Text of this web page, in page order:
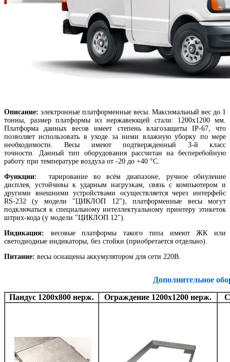
Описание: электронные платформенные весы. Максимальный вес до 1
тонны, размер платформы из нержавеющей стали: 1200х1200 мм.
Платформа данных весов имеет степень влагозащиты IP-67, что
позволяет использовать в уходе за ними влажную уборку по мере
необходимости. Весы имеют подтвержденный 3-й класс
точности. Данный тип оборудования рассчитан на бесперебойную
работу при температуре воздуха от -20 до +40 °С.
Функции:
тарирование во всём диапазоне, ручное обнуление
дисплея, устойчивы к ударным нагрузкам, связь с компьютером и
другими внешними устройствами осуществляется через интерфейс
RS-232 (у модели "ЦИКЛОП 12"), платформенные весы могут
подключаться к специальному интеллектуальному принтеру этикеток
штрих-кода (у модели "ЦИКЛОП 12").
Индикация: весовые платформы такого типа имеют ЖК или
светодиодные индикаторы, без стойки (приобретается отдельно).
Питание: весы оснащены аккумулятором для сети 220В.
Дополнительное
Пандус 1200х800 нерж.
Ограждение 1200х1200 нерж.